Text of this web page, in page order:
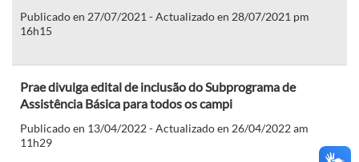
Publicado en 27/07/2021 - Actualizado en 28/07/2021 pm
16h15
Prae divulga edital de inclusão do Subprograma de
Assistência Básica para todos os campi
Publicado en 13/04/2022 - Actualizado en 26/04/2022 am
11h29